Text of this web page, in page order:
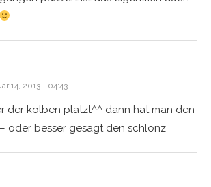
14, 2013 - 04:43
der kolben platzt^^ dann hat man den
oder besser gesagt den schlonz